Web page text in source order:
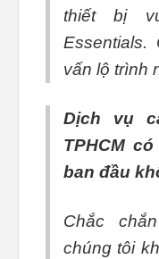
thiết bị
vấn lộ trình
Dịch vụ
TPHCM
ban đầu
Chắc
chúng tôi